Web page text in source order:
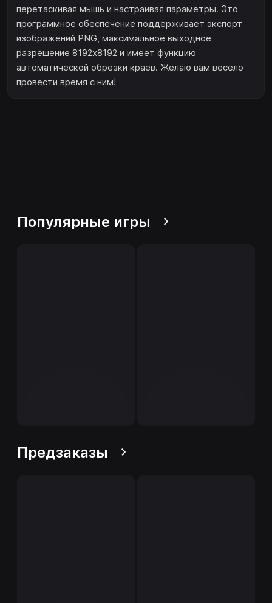
перетаскивая мышь и настраивая параметры. Это
программное обеспечение поддерживает экспорт
изображений PNG, максимальное выходное
разрешение 8192x8192 и имеет функцию
автоматической обрезки краев. Желаю вам весело
провести время с ним!
Популярные игры
Предзаказы